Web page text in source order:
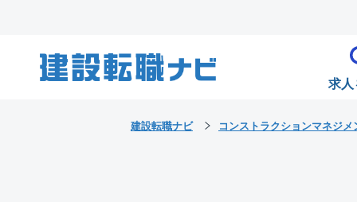
求
建設転職ナビ コンストラクションマネジ